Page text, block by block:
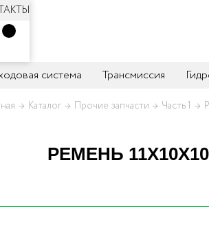
система Трансмиссия
Каталог Прочие запчасти Часть 1
РЕМЕНЬ